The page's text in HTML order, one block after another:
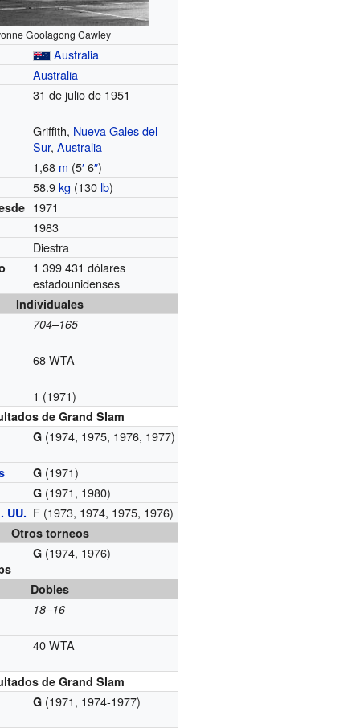
Goolagong Cawley
Australia
Australia
31 de julio de 1951
Griffith, Nueva Gales del
Sur,Australia
1,68 m (5′6″)
58.9kg (130 lb)
1971
1983
Diestra
1 399 431 dólares
estadounidenses
Individuales
704–165
68 WTA
1 (1971)
de Grand Slam
G (1974, 1975, 1976, 1977)
G (1971)
G (1971, 1980)
UU. F (1973, 1974, 1975, 1976)
Otros torneos
G (1974, 1976)
Dobles
18–16
40 WTA
de Grand Slam
G (1971, 1974-1977)